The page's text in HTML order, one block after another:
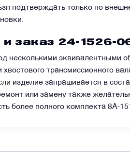
подтверждать только по
заказ 24-1526-
несколькими эквивалентными
трансмиссионного
изделие запрашивается в
или замену также
более полного комплекта 8А-